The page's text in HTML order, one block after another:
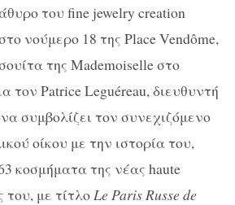
του fine jewelry creation
νούμερο 18 της Place Vendôme,
της Mademoiselle στο
τον Patrice Leguéreau, διευθυντή
συμβολίζει τον συνεχιζόμενο
οίκου με την ιστορία του,
κοσμήματα της νέας haute
με τίτλοLe Paris Russe de